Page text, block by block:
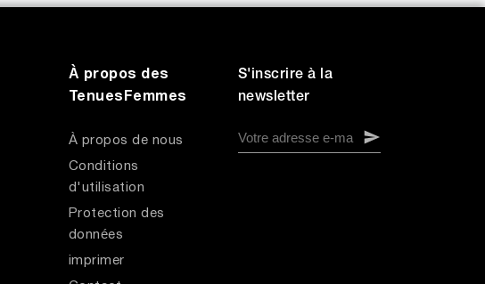
À propos des
TenuesFemmes
À propos de nous
Conditions
d'utilisation
Protection des
données
imprimer
S'inscrire à la
newsletter